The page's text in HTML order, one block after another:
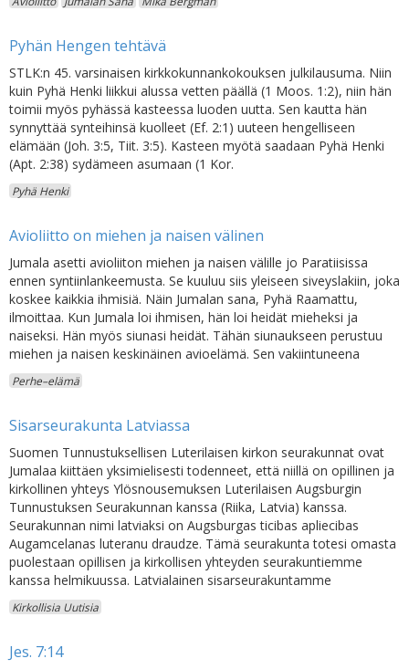
Pyhän Hengen tehtävä
STLK:n 45. varsinaisen kirkkokunnankokouksen julkilausuma. Niin
kuin Pyhä Henki liikkui alussa vetten päällä (1 Moos. 1:2), niin hän
toimii myös pyhässä kasteessa luoden uutta. Sen kautta hän
synnyttää synteihinsä kuolleet (Ef. 2:1) uuteen hengelliseen
elämään (Joh. 3:5, Tiit. 3:5). Kasteen myötä saadaan Pyhä Henki
(Apt. 2:38) sydämeen asumaan (1 Kor.
Pyhä Henki
Avioliitto on miehen ja naisen välinen
Jumala asetti avioliiton miehen ja naisen välille jo Paratiisissa
ennen syntiinlankeemusta. Se kuuluu siis yleiseen siveyslakiin, joka
koskee kaikkia ihmisiä. Näin Jumalan sana, Pyhä Raamattu,
ilmoittaa. Kun Jumala loi ihmisen, hän loi heidät mieheksi ja
naiseksi. Hän myös siunasi heidät. Tähän siunaukseen perustuu
miehen ja naisen keskinäinen avioelämä. Sen vakiintuneena
Perhe–elämä
Sisarseurakunta Latviassa
Suomen Tunnustuksellisen Luterilaisen kirkon seurakunnat ovat
Jumalaa kiittäen yksimielisesti todenneet, että niillä on opillinen ja
kirkollinen yhteys Ylösnousemuksen Luterilaisen Augsburgin
Tunnustuksen Seurakunnan kanssa (Riika, Latvia) kanssa.
Seurakunnan nimi latviaksi on Augsburgas ticibas apliecibas
Augamcelanas luteranu draudze. Tämä seurakunta totesi omasta
puolestaan opillisen ja kirkollisen yhteyden seurakuntiemme
kanssa helmikuussa. Latvialainen sisarseurakuntamme
Kirkollisia Uutisia
Jes. 7:14